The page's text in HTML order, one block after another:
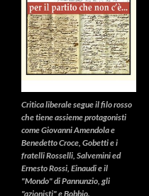
Critica liberalesegue il filo rosso
che tiene assieme protagonisti
come Giovanni Amendola e
Benedetto Croce, Gobetti e i
fratelli Rosselli, Salvemini ed
Ernesto Rossi, Einaudi e il
"Mondo" di Pannunzio, gli
"azionisti" e Bobbio.